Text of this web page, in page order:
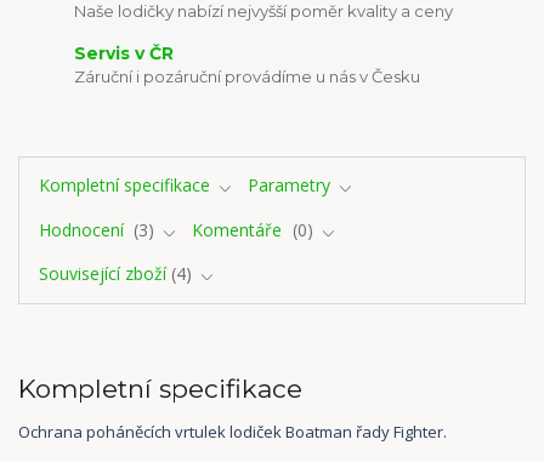
Naše lodičky nabízí nejvyšší poměr kvality a ceny
Servis v ČR
Záruční i pozáruční provádíme u nás v Česku
Kompletní specifikace
Parametry
Hodnocení
3 Komentáře
0
Související zboží 4
Kompletní specifikace
Ochrana poháněcích vrtulek lodiček Boatman řady Fighter.